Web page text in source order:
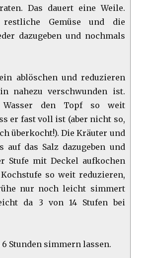
Das dauert eine Weile.
Gemüse und die
dazugeben und nochmals
ablöschen und reduzieren
nahezu verschwunden ist.
den Topf so weit
er fast voll ist (aber nicht so,
überkocht!). Die Kräuter und
auf das Salz dazugeben und
Stufe mit Deckel aufkochen
so weit reduzieren,
nur noch leicht simmert
da 3 von 14 Stufen bei
Stunden simmern lassen.